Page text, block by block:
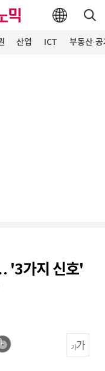
산업 ICT 부동산·
'3가지 신호'